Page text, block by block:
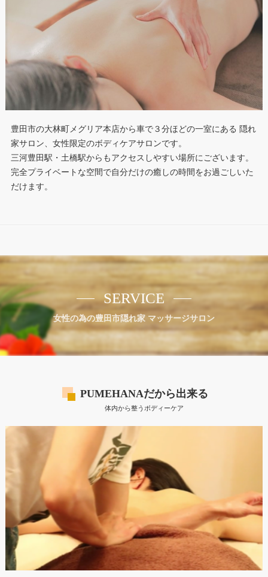
豊田市の大林町メグリア本店から車で３分ほどの一室にある 隠れ
家サロン、女性限定のボディケアサロンです。
三河豊田駅・土橋駅からもアクセスしやすい場所にございます。
完全プライベートな空間で自分だけの癒しの時間をお過ごしいた
だけます。
女性の為の豊田市隠れ家 マッサージサロン
SERVICE
PUMEHANAだから出来る
体内から整うボディーケア